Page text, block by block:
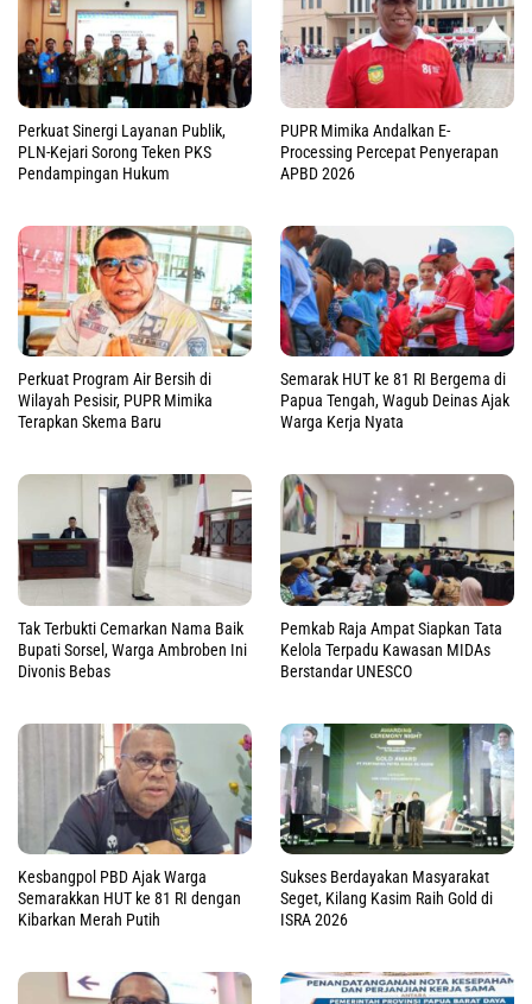
Perkuat Sinergi Layanan Publik,
PLN-Kejari Sorong Teken PKS
Pendampingan Hukum
PUPR Mimika Andalkan E-
Processing Percepat Penyerapan
APBD 2026
Perkuat Program Air Bersih di
Wilayah Pesisir, PUPR Mimika
Terapkan Skema Baru
Semarak HUT ke 81 RI Bergema di
Papua Tengah, Wagub Deinas Ajak
Warga Kerja Nyata
Tak Terbukti Cemarkan Nama Baik
Bupati Sorsel, Warga Ambroben Ini
Divonis Bebas
Pemkab Raja Ampat Siapkan Tata
Kelola Terpadu Kawasan MIDAs
Berstandar UNESCO
Kesbangpol PBD Ajak Warga
Semarakkan HUT ke 81 RI dengan
Kibarkan Merah Putih
Sukses Berdayakan Masyarakat
Seget, Kilang Kasim Raih Gold di
ISRA 2026